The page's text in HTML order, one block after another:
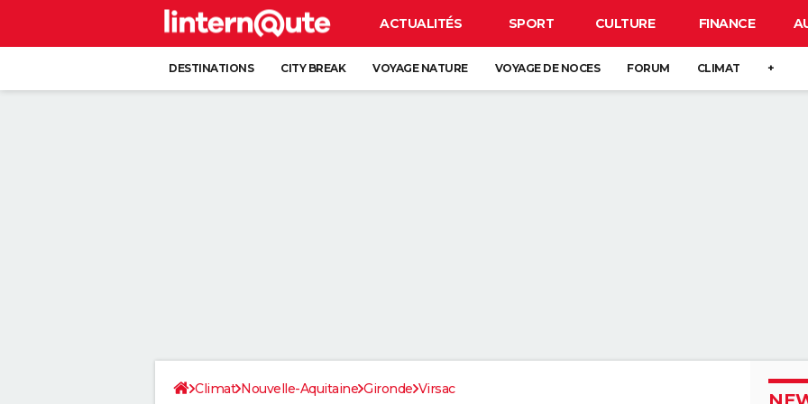
ACTUALITÉS SPORT CULTURE FINANCE
DESTINATIONS CITY BREAK VOYAGE NATURE VOYAGE DE NOCES FORUM CLIMAT +
Climat Nouvelle-Aquitaine Gironde Virsac